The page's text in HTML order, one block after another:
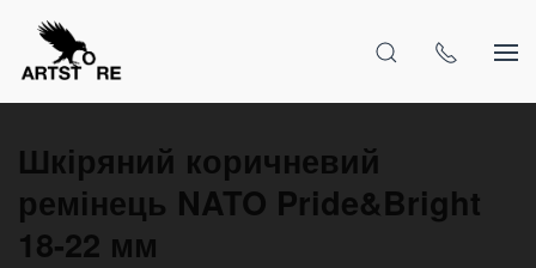
Шкіряний коричневий
ремінець NATO Pride&Bright
18-22 мм